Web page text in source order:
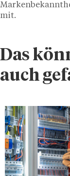
mit.
Das
auch